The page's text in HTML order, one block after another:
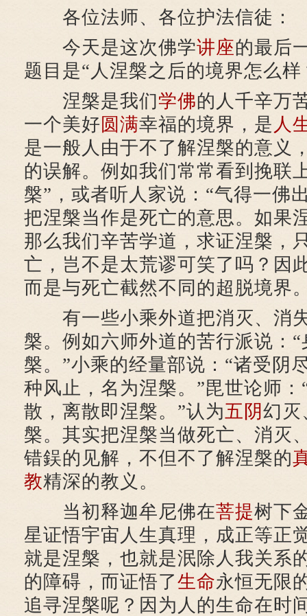
各位法师、各位护法信徒：
今天是这次佛学讲座的最后
题目是“人涅槃之后的境界怎么样
涅槃是我们学佛的人千辛万
一个美好圆满幸福的境界，是 人
是一般人由于不了解涅槃的意义
的误解。例如我们常常看到挽联
槃”，或者听人家说：“气得一佛
把涅槃当作是死亡的意思。如果
那么我们辛苦学道，求证涅槃，
亡，岂不是太荒谬可笑了吗？因
而是与死亡截然不同的超脱境界
有一些小乘外道把消灭、消
槃。例如六师外道的苦行派说：
槃。”小乘的经量部说：“诸受阴
种风止，名为涅槃。”毘世论师
散，离散即涅槃。”认为五阴幻灭
槃。其实把涅槃当做死亡、消灭
错鋘的见解，不但不了解涅槃的
教精深的教义。
当初释迦牟尼佛在菩提树下
星证悟宇宙人生真理，成正等正
就是涅槃，也就是泯除人我关系
的障碍，而证悟了生命永恒无限
追寻涅槃呢？因为人的生命在时